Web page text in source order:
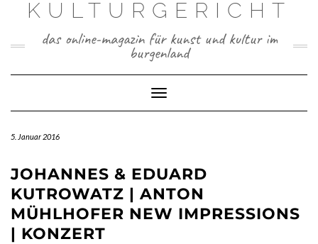
KULTURGERICHT
das online-magazin für kunst und kultur im
burgenland
Toggle
Navigation
5. Januar 2016
JOHANNES & EDUARD
KUTROWATZ | ANTON
MÜHLHOFER NEW IMPRESSIONS
| KONZERT